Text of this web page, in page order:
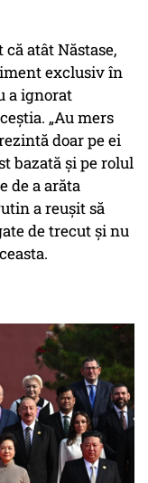
atât Năstase,
exclusiv în
a ignorat
„Au mers
doar pe ei
bazată și pe rolul
de a arăta
a reușit să
de trecut şi nu